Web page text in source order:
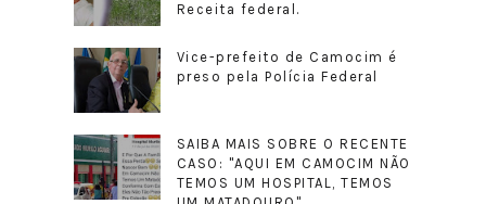
Receita federal.
Vice-prefeito de Camocim é
preso pela Polícia Federal
SAIBA MAIS SOBRE O RECENTE
CASO: "AQUI EM CAMOCIM NÃO
TEMOS UM HOSPITAL, TEMOS